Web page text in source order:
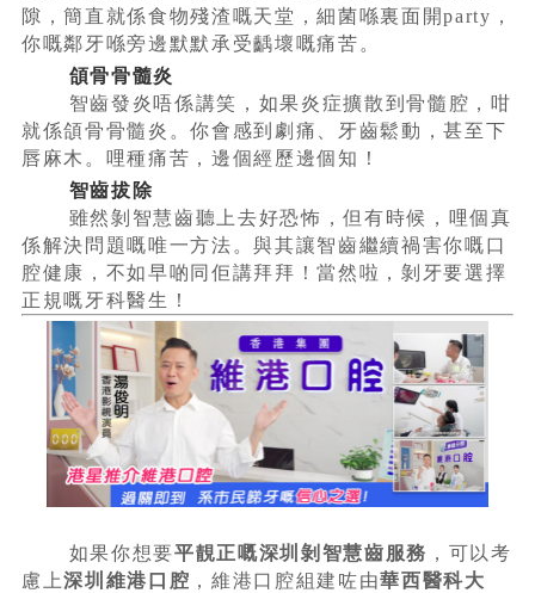
隙，簡直就係食物殘渣嘅天堂，細菌喺裏面開party，
你嘅鄰牙喺旁邊默默承受齲壞嘅痛苦。
頜骨骨髓炎
智齒發炎唔係講笑，如果炎症擴散到骨髓腔，咁
就係頜骨骨髓炎。你會感到劇痛、牙齒鬆動，甚至下
唇麻木。哩種痛苦，邊個經歷邊個知！
智齒拔除
雖然剝智慧齒聽上去好恐怖，但有時候，哩個真
係解決問題嘅唯一方法。與其讓智齒繼續禍害你嘅口
腔健康，不如早啲同佢講拜拜！當然啦，剝牙要選擇
正規嘅牙科醫生！
如果你想要平靚正嘅深圳剝智慧齒服務 ，可以考
慮上深圳維港口腔 ，維港口腔組建咗由華西醫科大